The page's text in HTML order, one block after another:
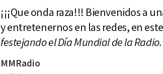
¡¡¡Que onda raza!!! Bienvenidos a
y entretenernos en las redes, en
festejando el Día Mundial de la Radio.
MMRadio